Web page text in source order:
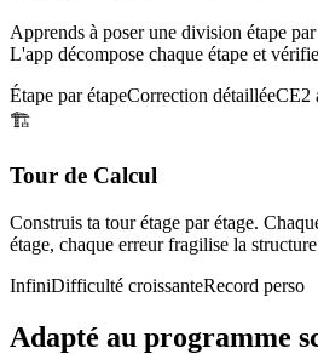
Apprends à poser une division étape
L'app décompose chaque étape et
Étape par étapeCorrection détailléeCE2
🏗️
Tour de Calcul
Construis ta tour étage par étage.
étage, chaque erreur fragilise la
InfiniDifficulté croissanteRecord perso
Adapté au programme